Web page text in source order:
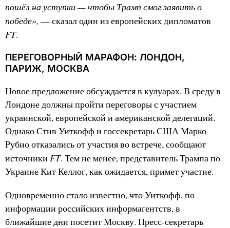
пошёл на уступки — чтобы Трамп смог заявить о
победе», — сказал один из европейских дипломатов
FT.
ПЕРЕГОВОРНЫЙ МАРАФОН: ЛОНДОН,
ПАРИЖ, МОСКВА
Новое предложение обсуждается в кулуарах. В среду в
Лондоне должны пройти переговоры с участием
украинской, европейской и американской делегаций.
Однако Стив Уиткофф и госсекретарь США Марко
Рубио отказались от участия во встрече, сообщают
источники FT. Тем не менее, представитель Трампа по
Украине Кит Келлог, как ожидается, примет участие.
Одновременно стало известно, что Уиткофф, по
информации российских информагентств, в
ближайшие дни посетит Москву. Пресс-секретарь